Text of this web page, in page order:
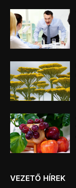
VEZETŐ HÍREK